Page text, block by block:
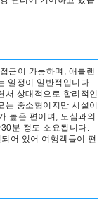
근이 가능하며, 애틀랜
일정이 일반적입니다.
서 상대적으로 합리적인
중소형이지만 시설이
높은 편이며, 도심과의
분 정도 소요됩니다.
어 있어 여행객들이 편